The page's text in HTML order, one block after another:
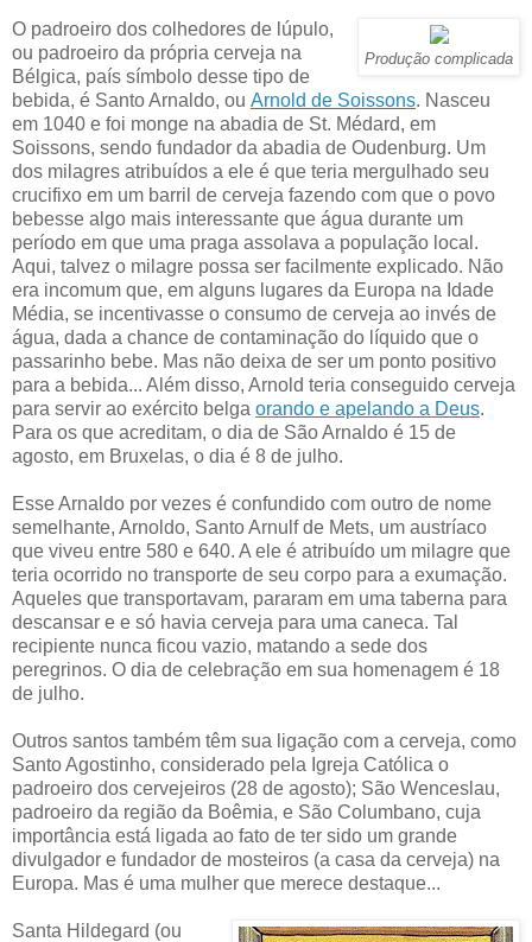
Produção complicada
O padroeiro dos colhedores de lúpulo,
ou padroeiro da própria cerveja na
Bélgica, país símbolo desse tipo de
bebida, é Santo Arnaldo, ou Arnold de Soissons. Nasceu
em 1040 e foi monge na abadia de St. Médard, em
Soissons, sendo fundador da abadia de Oudenburg. Um
dos milagres atribuídos a ele é que teria mergulhado seu
crucifixo em um barril de cerveja fazendo com que o povo
bebesse algo mais interessante que água durante um
período em que uma praga assolava a população local.
Aqui, talvez o milagre possa ser facilmente explicado. Não
era incomum que, em alguns lugares da Europa na Idade
Média, se incentivasse o consumo de cerveja ao invés de
água, dada a chance de contaminação do líquido que o
passarinho bebe. Mas não deixa de ser um ponto positivo
para a bebida... Além disso, Arnold teria conseguido cerveja
para servir ao exército belga orando e apelando a Deus.
Para os que acreditam, o dia de São Arnaldo é 15 de
agosto, em Bruxelas, o dia é 8 de julho.
Esse Arnaldo por vezes é confundido com outro de nome
semelhante, Arnoldo, Santo Arnulf de Mets, um austríaco
que viveu entre 580 e 640. A ele é atribuído um milagre que
teria ocorrido no transporte de seu corpo para a exumação.
Aqueles que transportavam, pararam em uma taberna para
descansar e e só havia cerveja para uma caneca. Tal
recipiente nunca ficou vazio, matando a sede dos
peregrinos. O dia de celebração em sua homenagem é 18
de julho.
Outros santos também têm sua ligação com a cerveja, como
Santo Agostinho, considerado pela Igreja Católica o
padroeiro dos cervejeiros (28 de agosto); São Wenceslau,
padroeiro da região da Boêmia, e São Columbano, cuja
importância está ligada ao fato de ter sido um grande
divulgador e fundador de mosteiros (a casa da cerveja) na
Europa. Mas é uma mulher que merece destaque...
Santa Hildegard (ou